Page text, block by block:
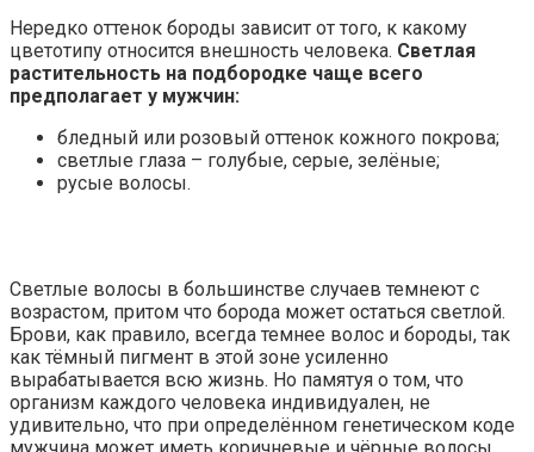
Нередко оттенок бороды зависит от того, к какому
цветотипу относится внешность человека. Светлая
растительность на подбородке чаще всего
предполагает у мужчин:
бледный или розовый оттенок кожного покрова;
светлые глаза – голубые, серые, зелёные;
русые волосы.
Светлые волосы в большинстве случаев темнеют с
возрастом, притом что борода может остаться светлой.
Брови, как правило, всегда темнее волос и бороды, так
как тёмный пигмент в этой зоне усиленно
вырабатывается всю жизнь. Но памятуя о том, что
организм каждого человека индивидуален, не
удивительно, что при определённом генетическом коде